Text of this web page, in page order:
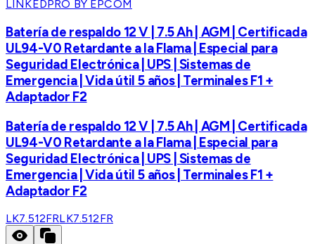
LINKEDPRO BY EPCOM
Batería de respaldo 12 V | 7.5 Ah | AGM | Certificada
UL94-V0 Retardante a la Flama | Especial para
Seguridad Electrónica | UPS | Sistemas de
Emergencia | Vida útil 5 años | Terminales F1 +
Adaptador F2
Batería de respaldo 12 V | 7.5 Ah | AGM | Certificada
UL94-V0 Retardante a la Flama | Especial para
Seguridad Electrónica | UPS | Sistemas de
Emergencia | Vida útil 5 años | Terminales F1 +
Adaptador F2
LK7.512FRLK7.512FR